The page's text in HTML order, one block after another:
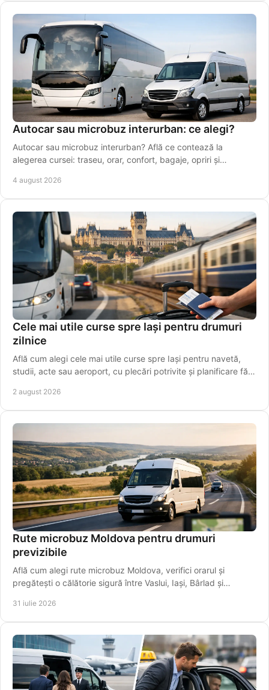
Autocar sau microbuz interurban: ce alegi?
Autocar sau microbuz interurban? Află ce contează la
alegerea cursei: traseu, orar, confort, bagaje, opriri și
4 august 2026
Cele mai utile curse spre Iași pentru drumuri
zilnice
Află cum alegi cele mai utile curse spre Iași pentru navetă,
studii, acte sau aeroport, cu plecări potrivite și planificare fără
2 august 2026
Rute microbuz Moldova pentru drumuri
previzibile
Află cum alegi rute microbuz Moldova, verifici orarul și
pregătești o călătorie sigură între Vaslui, Iași, Bârlad și
31 iulie 2026